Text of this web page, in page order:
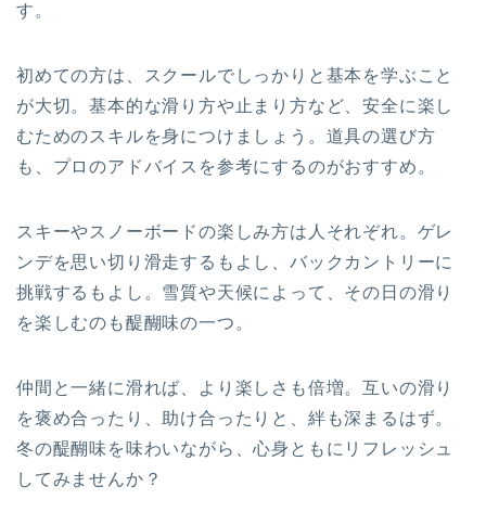
す。
初めての方は、スクールでしっかりと基本を学ぶこと
が大切。基本的な滑り方や止まり方など、安全に楽し
むためのスキルを身につけましょう。道具の選び方
も、プロのアドバイスを参考にするのがおすすめ。
スキーやスノーボードの楽しみ方は人それぞれ。ゲレ
ンデを思い切り滑走するもよし、バックカントリーに
挑戦するもよし。雪質や天候によって、その日の滑り
を楽しむのも醍醐味の一つ。
仲間と一緒に滑れば、より楽しさも倍増。互いの滑り
を褒め合ったり、助け合ったりと、絆も深まるはず。
冬の醍醐味を味わいながら、心身ともにリフレッシュ
してみませんか？